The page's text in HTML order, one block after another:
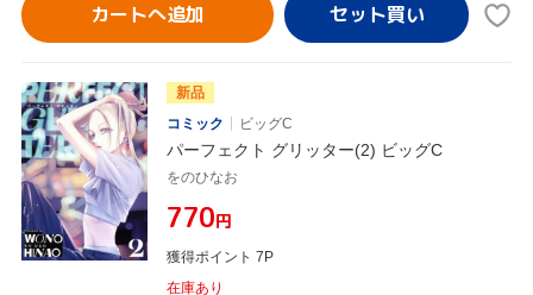
カートへ追加
新品
コミック
ビッグC
パーフェクト グリッター(2) ビッグC
をのひなお
¥770円
獲得ポイント 7P
在庫あり